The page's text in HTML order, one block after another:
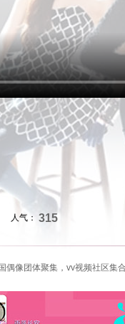
人气： 315
偶像团体聚集， vv视频社区集